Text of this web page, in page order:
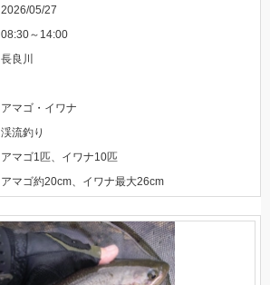
2026/05/27
08:30～14:00
長良川
アマゴ・イワナ
渓流釣り
アマゴ1匹、イワナ10匹
アマゴ約20cm、イワナ最大26cm